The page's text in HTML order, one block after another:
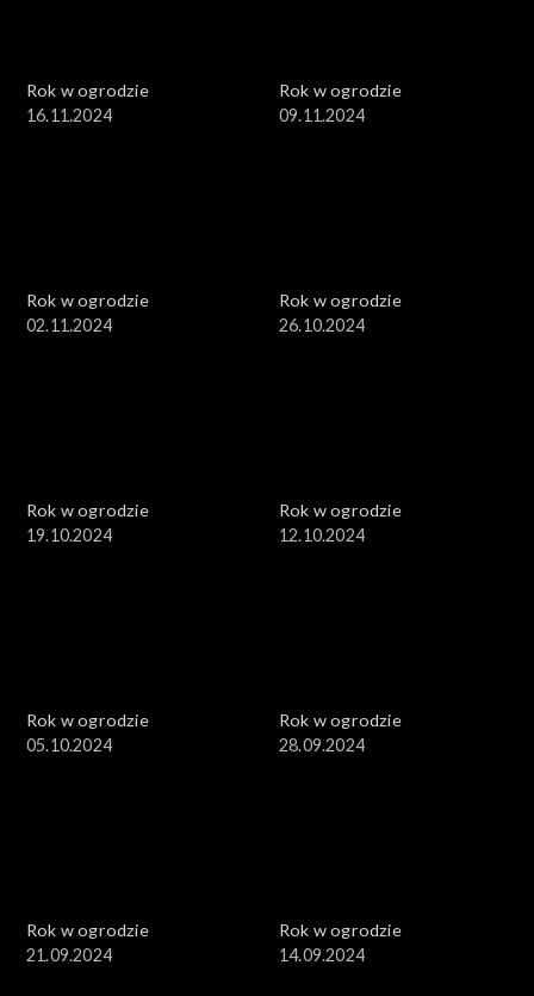
Rok w ogrodzie
16.11.2024
Rok w ogrodzie
09.11.2024
Rok w ogrodzie
02.11.2024
Rok w ogrodzie
26.10.2024
Rok w ogrodzie
19.10.2024
Rok w ogrodzie
12.10.2024
Rok w ogrodzie
05.10.2024
Rok w ogrodzie
28.09.2024
Rok w ogrodzie
21.09.2024
Rok w ogrodzie
14.09.2024